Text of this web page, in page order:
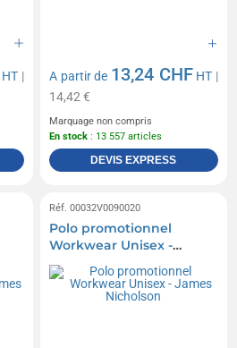
HT |
A partir de 13,24 CHF HT |
14,42 €
Marquage non compris
En stock : 13 557 articles
DEVIS EXPRESS
Réf. 00032V0090020
Polo promotionnel
Workwear Unisex -
James Nicholson